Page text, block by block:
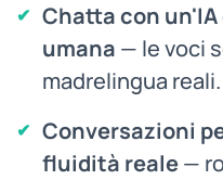
Chatta con
umana — le voci
madrelingua reali.
Conversazioni
fluidità reale—